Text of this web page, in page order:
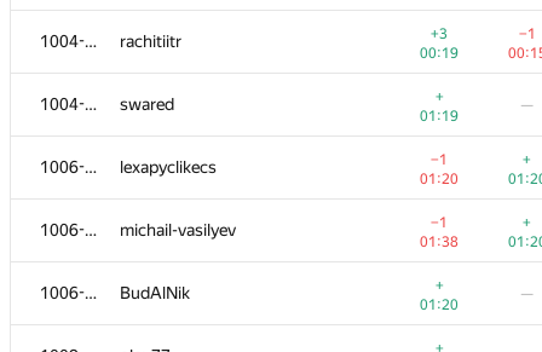
1004-1005 rachitiitr
+3
00:19
−1
1004-1005 swared
+
01:19
—
1006-1008 lexapyclikecs
−1
01:20
+
1006-1008 michail-vasilyev
−1
01:38
+
1006-1008 BudAlNik
+
01:20
—
+